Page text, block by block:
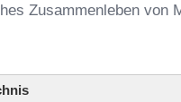
Zusammenleben von